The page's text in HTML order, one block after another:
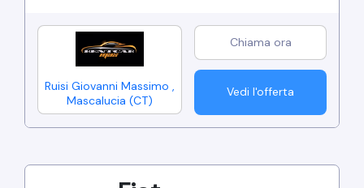
Ruisi Giovanni Massimo ,
Mascalucia (CT)
Vedi l'offerta